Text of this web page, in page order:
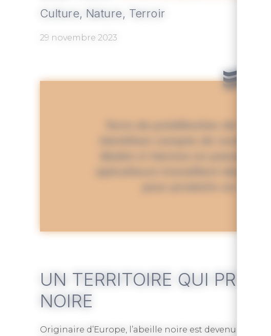
Culture, Nature, Terroir
29 novembre 2023
UN TERRITOIRE QUI
NOIRE
Originaire d’Europe, l’abeille noire est devenue une